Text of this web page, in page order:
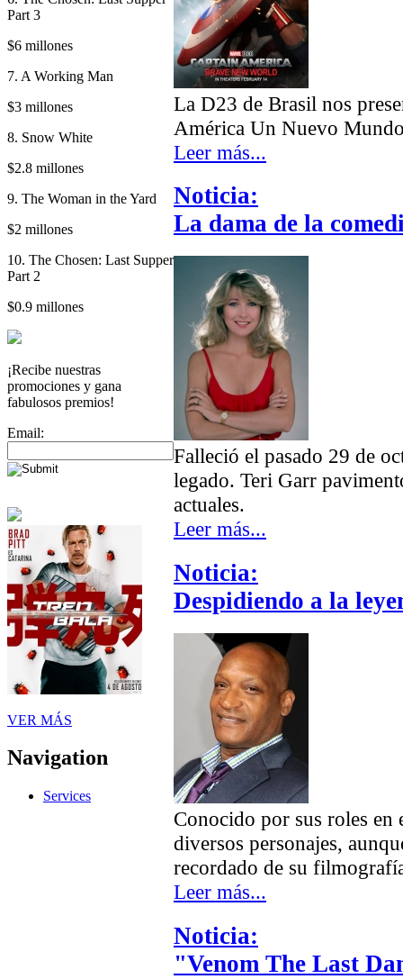
Part 3
$6 millones
7. A Working Man
$3 millones
8. Snow White
$2.8 millones
9. The Woman in the Yard
$2 millones
10. The Chosen: Last Supper
Part 2
$0.9 millones
¡Recibe nuestras
promociones y gana
fabulosos premios!
Email:
VER MÁS
Navigation
Services
La D23 de Brasil nos
América Un Nuevo
Leer más...
Noticia:
La dama de la
Falleció el pasado 29 de
legado. Teri Garr
actuales.
Leer más...
Noticia:
Despidiendo a la
Conocido por sus roles
diversos personajes,
recordado de su
Leer más...
Noticia:
"Venom The Last